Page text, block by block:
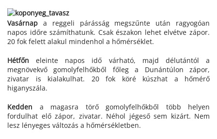
Vasárnap a reggeli párásság megszűnte után ragyogóan
napos időre számíthatunk. Csak északon lehet elvétve zápor.
20 fok felett alakul mindenhol a hőmérséklet.
Hétfőneleinte napos idő várható, majd délutántól a
megnövekvő gomolyfelhőkből főleg a Dunántúlon zápor,
zivatar is kialakulhat. 20 fok köré kúszhat a hőmérő
higanyszála.
Kedden a magasra törő gomolyfelhőkből több helyen
fordulhat elő zápor, zivatar. Néhol jégeső sem kizárt. Nem
lesz lényeges változás a hőmérsékletben.